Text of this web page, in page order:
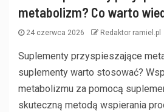
metabolizm? Co warto
24 czerwca 2026 Redaktor ramiel.pl
Suplementy przyspieszające
suplementy warto stosować?
metabolizmu za pomocą
skuteczną metodą wspierania